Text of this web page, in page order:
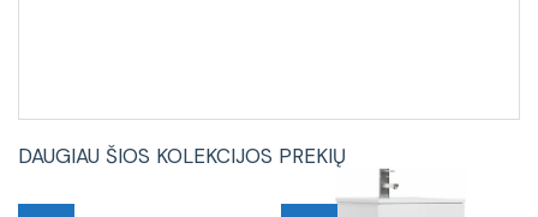
DAUGIAU ŠIOS KOLEKCIJOS PREKIŲ